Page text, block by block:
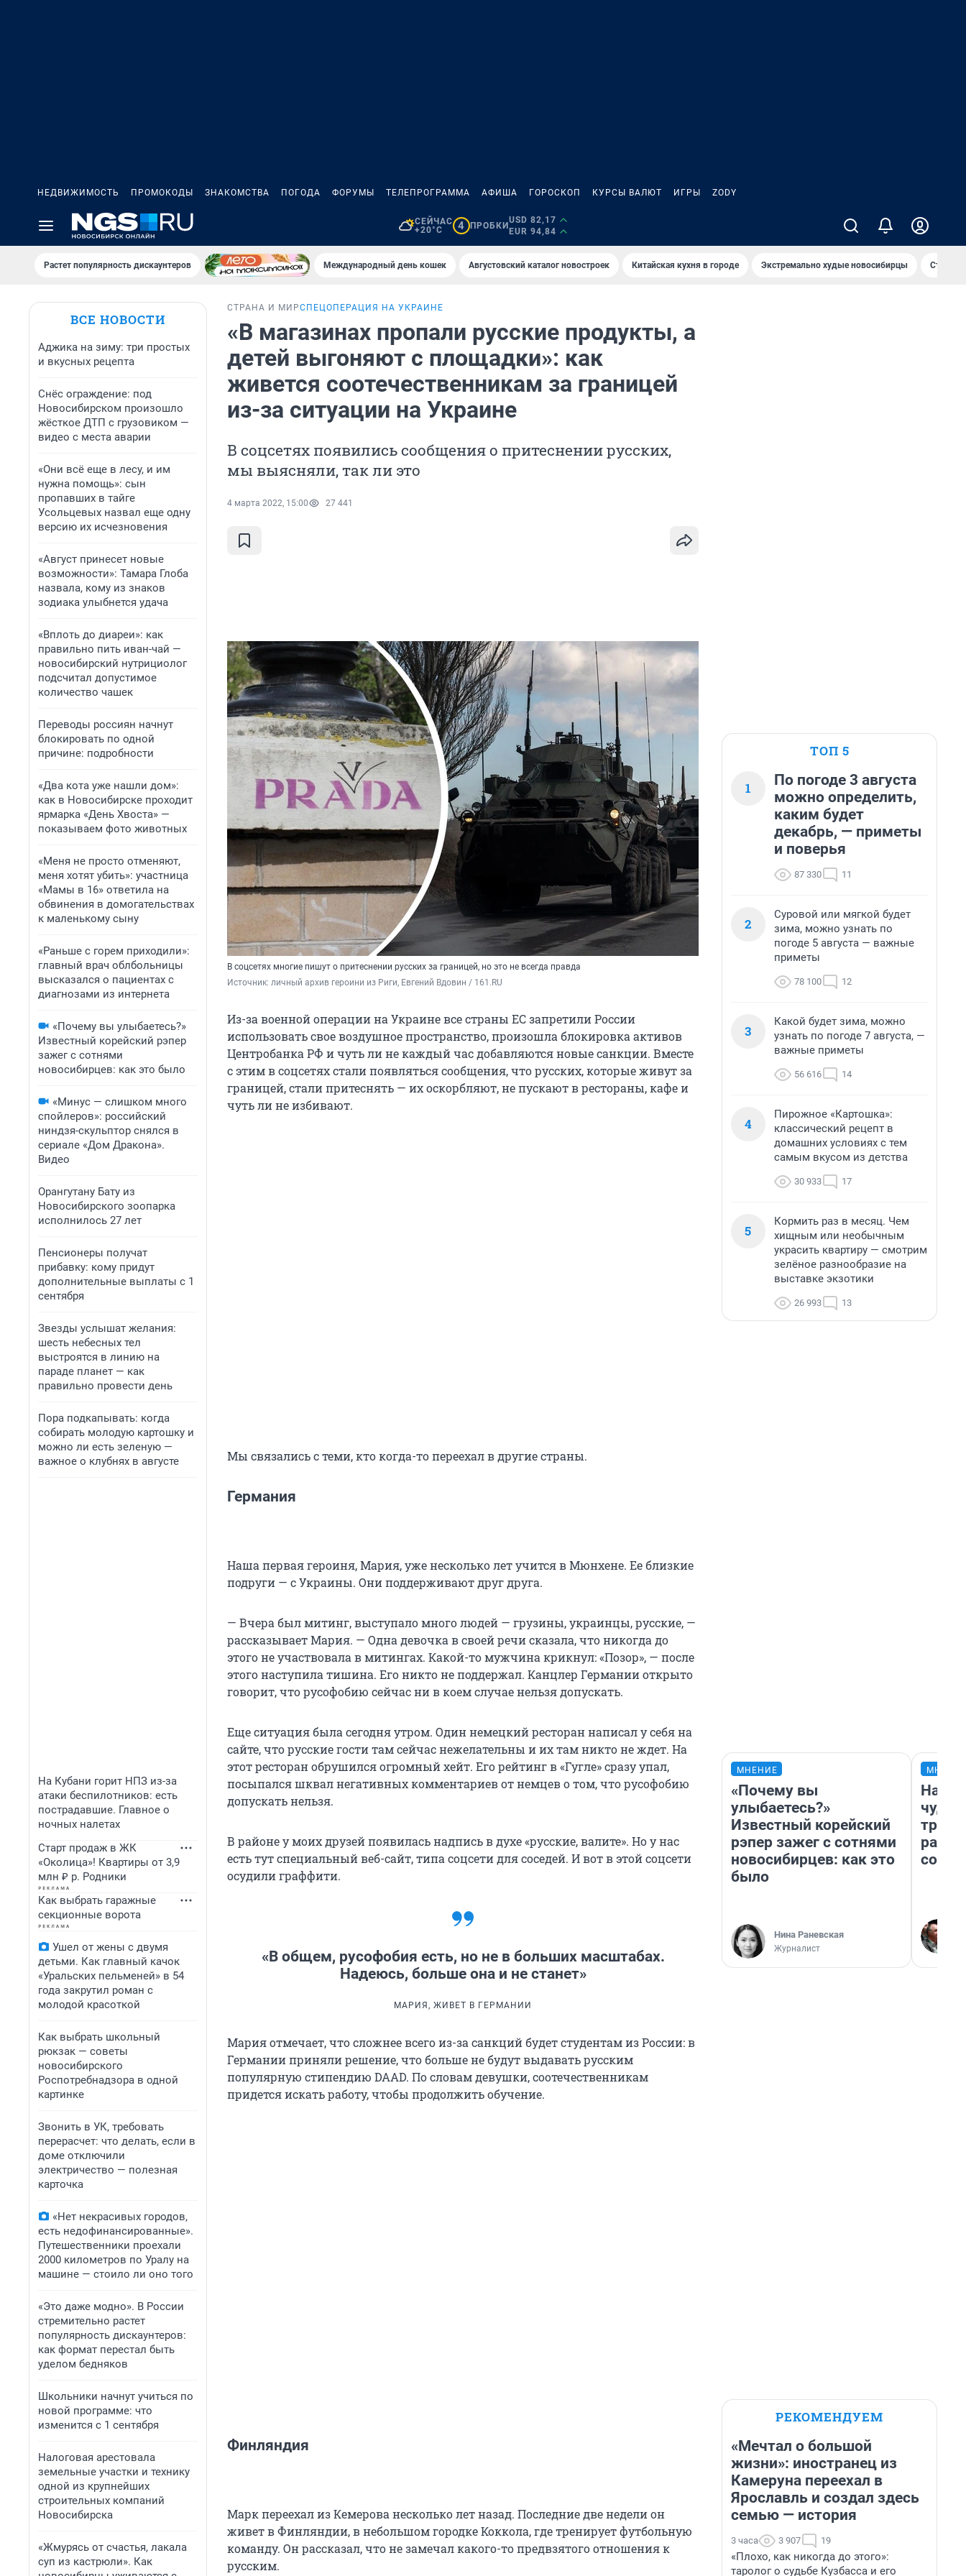
НЕДВИЖИМОСТЬ ПРОМОКОДЫ ЗНАКОМСТВА ПОГОДА ФОРУМЫ ТЕЛЕПРОГРАММА АФИША ГОРОСКОП КУРСЫ ВАЛЮТ ИГРЫ ZODY
СЕЙЧАС
+20°C
4 ПРОБКИ
USD 82,17
EUR 94,84
Растет популярность дискаунтеров Международный день кошек Августовский каталог новостроек Китайская кухня в городе Экстремально худые новосибирцы Старт
ВСЕ НОВОСТИ
Аджика на зиму: три простых
и вкусных рецепта
Снёс ограждение: под
Новосибирском произошло
жёсткое ДТП с грузовиком —
видео с места аварии
«Они всё еще в лесу, и им
нужна помощь»: сын
пропавших в тайге
Усольцевых назвал еще одну
версию их исчезновения
«Август принесет новые
возможности»: Тамара Глоба
назвала, кому из знаков
зодиака улыбнется удача
«Вплоть до диареи»: как
правильно пить иван-чай —
новосибирский нутрициолог
подсчитал допустимое
количество чашек
Переводы россиян начнут
блокировать по одной
причине: подробности
«Два кота уже нашли дом»:
как в Новосибирске проходит
ярмарка «День Хвоста» —
показываем фото животных
«Меня не просто отменяют,
меня хотят убить»: участница
«Мамы в 16» ответила на
обвинения в домогательствах
к маленькому сыну
«Раньше с горем приходили»:
главный врач облбольницы
высказался о пациентах с
диагнозами из интернета
«Почему вы улыбаетесь?»
Известный корейский рэпер
зажег с сотнями
новосибирцев: как это было
«Минус — слишком много
спойлеров»: российский
ниндзя-скульптор снялся в
сериале «Дом Дракона».
Видео
Орангутану Бату из
Новосибирского зоопарка
исполнилось 27 лет
Пенсионеры получат
прибавку: кому придут
дополнительные выплаты с 1
сентября
Звезды услышат желания:
шесть небесных тел
выстроятся в линию на
параде планет — как
правильно провести день
Пора подкапывать: когда
собирать молодую картошку и
можно ли есть зеленую —
важное о клубнях в августе
На Кубани горит НПЗ из-за
атаки беспилотников: есть
пострадавшие. Главное о
ночных налетах
Старт продаж в ЖК
«Околица»! Квартиры от 3,9
млн ₽ р. Родники
Как выбрать гаражные
секционные ворота
Ушел от жены с двумя
детьми. Как главный качок
«Уральских пельменей» в 54
года закрутил роман с
молодой красоткой
Как выбрать школьный
рюкзак — советы
новосибирского
Роспотребнадзора в одной
картинке
Звонить в УК, требовать
перерасчет: что делать, если в
доме отключили
электричество — полезная
карточка
«Нет некрасивых городов,
есть недофинансированные».
Путешественники проехали
2000 километров по Уралу на
машине — стоило ли оно того
«Это даже модно». В России
стремительно растет
популярность дискаунтеров:
как формат перестал быть
уделом бедняков
Школьники начнут учиться по
новой программе: что
изменится с 1 сентября
Налоговая арестовала
земельные участки и технику
одной из крупнейших
строительных компаний
Новосибирска
«Жмурясь от счастья, лакала
суп из кастрюли». Как
СТРАНА И МИРСПЕЦОПЕРАЦИЯ НА УКРАИНЕ
«В магазинах пропали русские продукты, а
детей выгоняют с площадки»: как
живется соотечественникам за границей
из-за ситуации на Украине
В соцсетях появились сообщения о притеснении русских,
мы выясняли, так ли это
4 марта 2022, 15:00 27 441
В соцсетях многие пишут о притеснении русских за границей, но это не всегда правда
Источник: личный архив героини из Риги, Евгений Вдовин / 161.RU
Из-за военной операции на Украине все страны ЕС запретили России
использовать свое воздушное пространство, произошла блокировка активов
Центробанка РФ и чуть ли не каждый час добавляются новые санкции. Вместе
с этим в соцсетях стали появляться сообщения, что русских, которые живут за
границей, стали притеснять — их оскорбляют, не пускают в рестораны, кафе и
чуть ли не избивают.
Мы связались с теми, кто когда-то переехал в другие страны.
Германия
Наша первая героиня, Мария, уже несколько лет учится в Мюнхене. Ее близкие
подруги — с Украины. Они поддерживают друг друга.
— Вчера был митинг, выступало много людей — грузины, украинцы, русские, —
рассказывает Мария. — Одна девочка в своей речи сказала, что никогда до
этого не участвовала в митингах. Какой-то мужчина крикнул: «Позор», — после
этого наступила тишина. Его никто не поддержал. Канцлер Германии открыто
говорит, что русофобию сейчас ни в коем случае нельзя допускать.
Еще ситуация была сегодня утром. Один немецкий ресторан написал у себя на
сайте, что русские гости там сейчас нежелательны и их там никто не ждет. На
этот ресторан обрушился огромный хейт. Его рейтинг в «Гугле» сразу упал,
посыпался шквал негативных комментариев от немцев о том, что русофобию
допускать нельзя.
В районе у моих друзей появилась надпись в духе «русские, валите». Но у нас
есть тут специальный веб-сайт, типа соцсети для соседей. И вот в этой соцсети
осудили граффити.
«В общем, русофобия есть, но не в больших масштабах.
Надеюсь, больше она и не станет»
МАРИЯ, ЖИВЕТ В ГЕРМАНИИ
Мария отмечает, что сложнее всего из-за санкций будет студентам из России: в
Германии приняли решение, что больше не будут выдавать русским
популярную стипендию DAAD. По словам девушки, соотечественникам
придется искать работу, чтобы продолжить обучение.
Финляндия
Марк переехал из Кемерова несколько лет назад. Последние две недели он
живет в Финляндии, в небольшом городке Коккола, где тренирует футбольную
команду. Он рассказал, что не замечал какого-то предвзятого отношения к
русским.
ТОП 5
1
По погоде 3 августа
можно определить,
каким будет
декабрь, — приметы
и поверья
87 330 11
2
Суровой или мягкой будет
зима, можно узнать по
погоде 5 августа — важные
приметы
78 100 12
3
Какой будет зима, можно
узнать по погоде 7 августа, —
важные приметы
56 616 14
4
Пирожное «Картошка»:
классический рецепт в
домашних условиях с тем
самым вкусом из детства
30 933 17
5
Кормить раз в месяц. Чем
хищным или необычным
украсить квартиру — смотрим
зелёное разнообразие на
выставке экзотики
26 993 13
МНЕНИЕ
«Почему вы
улыбаетесь?»
Известный корейский
рэпер зажег с сотнями
новосибирцев: как это
было
Нина Раневская
Журналист
РЕКОМЕНДУЕМ
«Мечтал о большой
жизни»: иностранец из
Камеруна переехал в
Ярославль и создал здесь
семью — история
3 часа 3 907 19
«Плохо, как никогда до этого»:
таролог о судьбе Кузбасса и его